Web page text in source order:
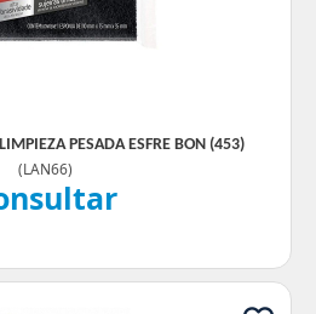
PESADA ESFRE BON (453)
(LAN66)